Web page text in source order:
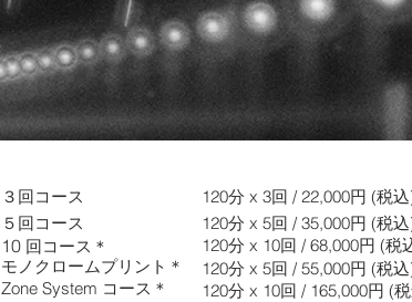
３回コース
５回コース
10 回コース＊
モノクロームプリント＊
Zone System コース＊
120分 x 3回 / 22,000円 (税
120分 x 5回 / 35,000円 (税
120分 x 10回 / 68,000円 (税
120分 x 5回 / 55,000円 (税
120分 x 10回 / 165,000円 (